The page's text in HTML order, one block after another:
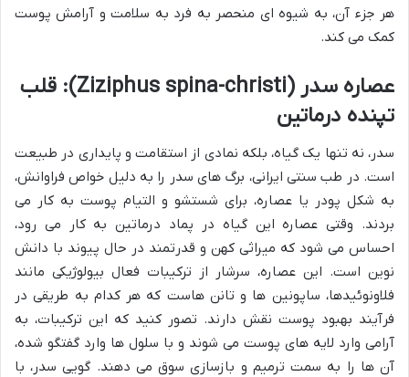
هر جزء آن، به شیوه ای منحصر به فرد به سلامت و آرامش پوست
کمک می کند.
عصاره سدر (Ziziphus spina-christi): قلب
تپنده درماتین
سدر، نه تنها یک گیاه، بلکه نمادی از استقامت و پایداری در طبیعت
است. در طب سنتی ایرانی، برگ های سدر را به دلیل خواص فراوانش،
به شکل پودر یا عصاره، برای شستشو و التیام پوست به کار می
بردند. وقتی عصاره این گیاه در پماد درماتین به کار می رود،
احساس می شود که میراثی کهن و قدرتمند در حال پیوند با دانش
نوین است. این عصاره، سرشار از ترکیبات فعال بیولوژیکی مانند
فلاونوئیدها، ساپونین ها و تانن هاست که هر کدام به طریقی در
فرآیند بهبود پوست نقش دارند. تصور کنید که این ترکیبات، به
آرامی وارد لایه های پوست می شوند و با سلول ها وارد گفتگو شده،
آن ها را به سمت ترمیم و بازسازی سوق می دهند. گویی سدر، با